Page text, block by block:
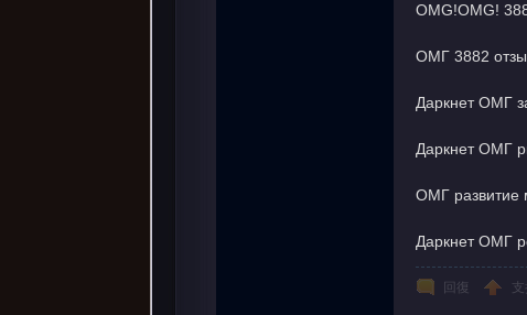
OMG!OMG!
ОМГ 3882
Даркнет ОМГ
Даркнет ОМГ
ОМГ развитие
Даркнет ОМГ
回復